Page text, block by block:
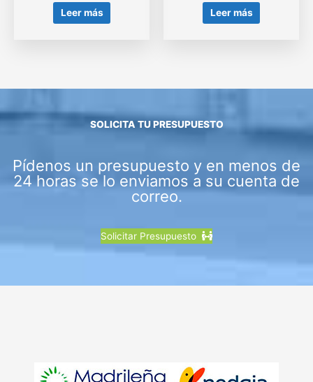
Leer más Leer más
SOLICITA TU PRESUPUESTO
Pídenos un presupuesto y en menos de
24 horas se lo enviamos a su cuenta de
correo.
Solicitar Presupuesto